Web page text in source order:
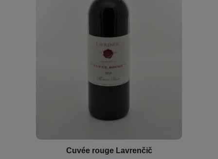
Cuvée rouge Lavrenčič